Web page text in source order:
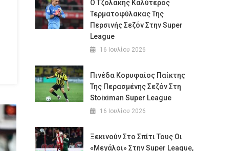
Ο Τζολάκης Καλύτερος
Τερματοφύλακας Της
Περσινής Σεζόν Στην Super
League
16 Ιουλίου 2026
Πινέδα Κορυφαίος Παίκτης
Της Περασμένης Σεζόν Στη
Stoiximan Super League
16 Ιουλίου 2026
Ξεκινούν Στο Σπίτι Τους Οι
«μεγάλοι» Στην Super League,